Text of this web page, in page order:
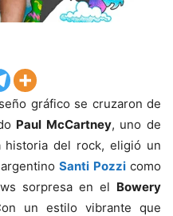
gráfico se cruzaron de
Paul McCartney, uno de
historia del rock, eligió un
Santi Pozzicomo
sorpresa en el Bowery
un estilo vibrante que